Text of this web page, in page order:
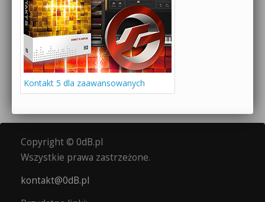
Kontakt 5 dla zaawansowanych
Copyright © 0dB.pl
Wszystkie prawa zastrzeżone.
kontakt@0dB.pl